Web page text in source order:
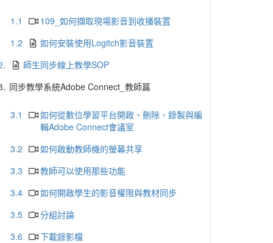
1.1
109_如何擷取現場影音到收播裝置
1.2
如何安裝使用Logitch影音裝置
師生同步線上教學SOP
同步教學系統Adobe Connect_教師篇
3.1
如何從數位學習平台開啟、刪除、錄製與編
輯Adobe Connect會議室
3.2
如何啟動教師機的螢幕共享
3.3
教師可以使用那些功能
3.4
如何開啟學生的影音權限與教材同步
3.5
分組討論
3.6
下載錄影檔